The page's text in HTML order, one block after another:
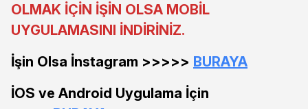
OLMAK İÇİN İŞİN OLSA MOBİL
UYGULAMASINI İNDİRİNİZ.
İşin Olsa İnstagram >>>>> BURAYA
İOS ve Android Uygulama İçin